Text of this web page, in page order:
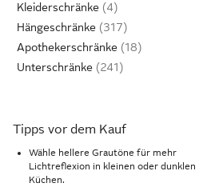
Kleiderschränke
Hängeschränke
Apothekerschränke
Unterschränke
Tipps vor dem Kauf
Wähle hellere Grautöne für mehr
Lichtreflexion in kleinen oder dunklen
Küchen.